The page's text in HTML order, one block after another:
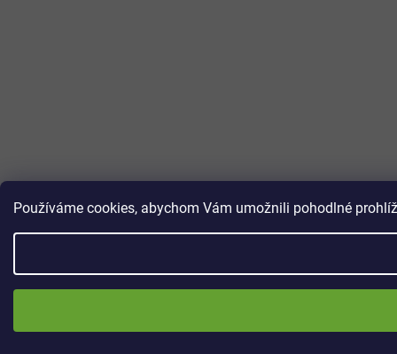
Používáme cookies, abychom Vám umožnili pohodlné